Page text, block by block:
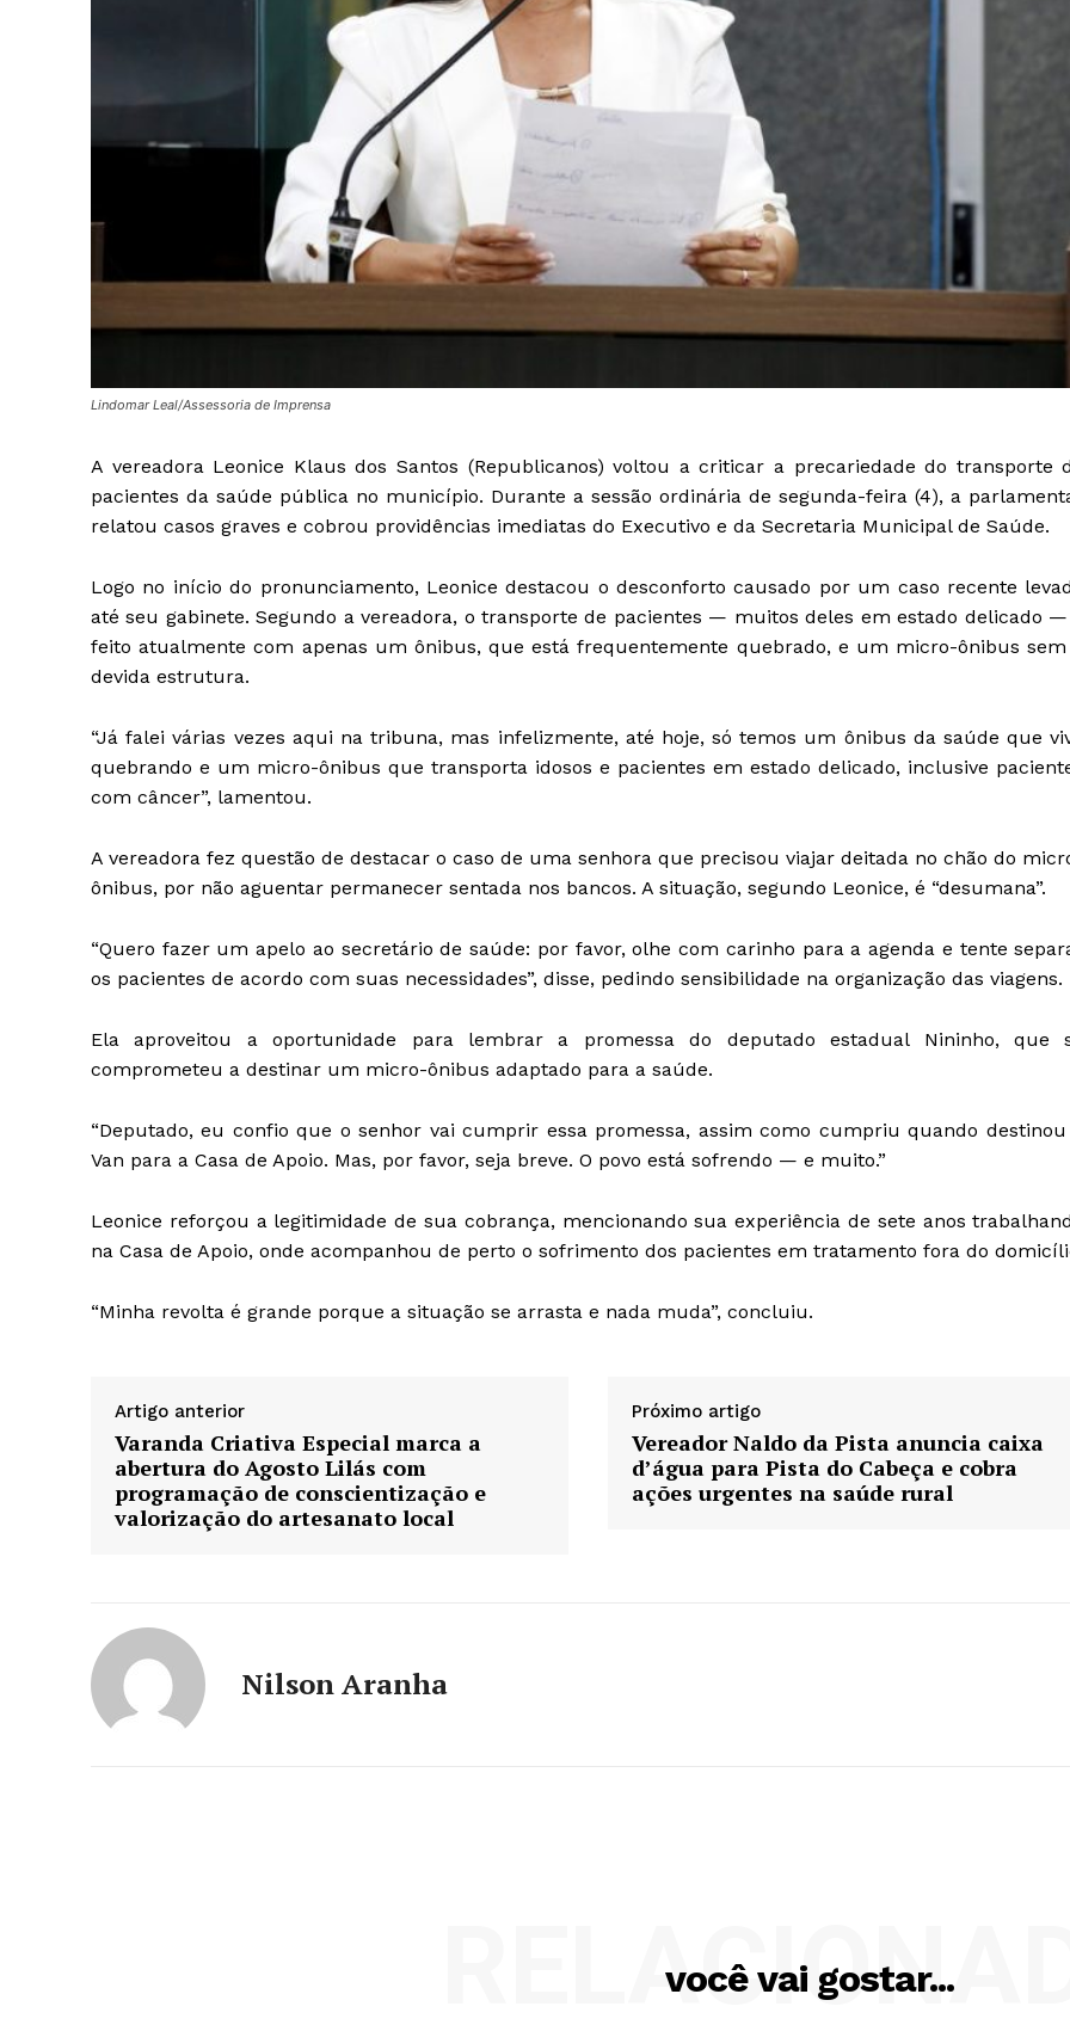
Lindomar Leal/Assessoria de Imprensa
A vereadora Leonice Klaus dos Santos (Republicanos) voltou a criticar a precariedade do transporte
pacientes da saúde pública no município. Durante a sessão ordinária de segunda-feira (4), a
relatou casos graves e cobrou providências imediatas do Executivo e da Secretaria Municipal de Saúde.
Logo no início do pronunciamento, Leonice destacou o desconforto causado por um caso recente
até seu gabinete. Segundo a vereadora, o transporte de pacientes — muitos deles em estado delicado
feito atualmente com apenas um ônibus, que está frequentemente quebrado, e um micro-ônibus
devida estrutura.
“Já falei várias vezes aqui na tribuna, mas infelizmente, até hoje, só temos um ônibus da saúde que
quebrando e um micro-ônibus que transporta idosos e pacientes em estado delicado, inclusive
com câncer”, lamentou.
A vereadora fez questão de destacar o caso de uma senhora que precisou viajar deitada no chão do
ônibus, por não aguentar permanecer sentada nos bancos. A situação, segundo Leonice, é “desumana”.
“Quero fazer um apelo ao secretário de saúde: por favor, olhe com carinho para a agenda e tente
os pacientes de acordo com suas necessidades”, disse, pedindo sensibilidade na organização das viagens.
Ela aproveitou a oportunidade para lembrar a promessa do deputado estadual Nininho, que
comprometeu a destinar um micro-ônibus adaptado para a saúde.
“Deputado, eu confio que o senhor vai cumprir essa promessa, assim como cumpriu quando
Van para a Casa de Apoio. Mas, por favor, seja breve. O povo está sofrendo — e muito.”
Leonice reforçou a legitimidade de sua cobrança, mencionando sua experiência de sete anos
na Casa de Apoio, onde acompanhou de perto o sofrimento dos pacientes em tratamento fora do
“Minha revolta é grande porque a situação se arrasta e nada muda”, concluiu.
Artigo anterior
Varanda Criativa Especial marca a
abertura do Agosto Lilás com
programação de conscientização e
valorização do artesanato local
Próximo artigo
Vereador Naldo da Pista anuncia caixa
d’água para Pista do Cabeça e cobra
ações urgentes na saúde rural
Nilson Aranha
você vai gostar...